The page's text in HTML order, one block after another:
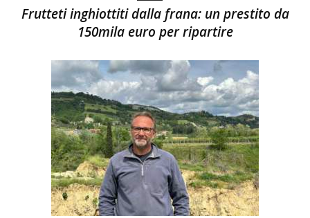
Frutteti inghiottiti dalla frana: un prestito da
150mila euro per ripartire